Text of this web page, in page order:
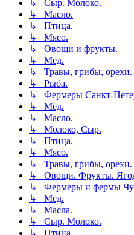
↳ Сыр. Молоко.
↳ Масло.
↳ Птица.
↳ Мясо.
↳ Овощи и фрукты.
↳ Мёд.
↳ Травы, грибы, орехи.
↳ Рыба.
↳ Фермеры Санкт-
↳ Мёд.
↳ Масло.
↳ Молоко, Сыр.
↳ Птица.
↳ Мясо.
↳ Травы, грибы, орехи.
↳ Овощи. Фрукты.
↳ Фермеры и фермы
↳ Мёд.
↳ Масла.
↳ Сыр. Молоко.